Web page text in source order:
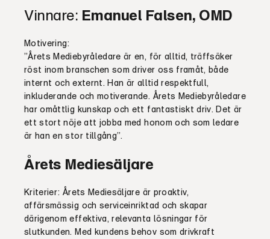
Vinnare: Emanuel Falsen, OMD
Motivering:
”Årets Mediebyråledare är en, för alltid, träffsäker
röst inom branschen som driver oss framåt, både
internt och externt. Han är alltid respektfull,
inkluderande och motiverande. Årets Mediebyråledare
har omåttlig kunskap och ett fantastiskt driv. Det är
ett stort nöje att jobba med honom och som ledare
är han en stor tillgång”.
Årets Mediesäljare
Kriterier: Årets Mediesäljare är proaktiv,
affärsmässig och serviceinriktad och skapar
därigenom effektiva, relevanta lösningar för
slutkunden. Med kundens behov som drivkraft